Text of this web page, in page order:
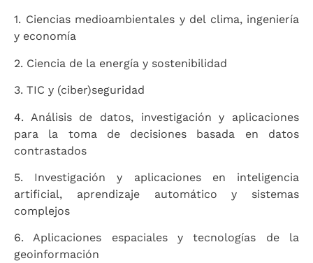
1. Ciencias medioambientales y del clima, ingeniería
y economía
2. Ciencia de la energía y sostenibilidad
3. TIC y (ciber)seguridad
4. Análisis de datos, investigación y aplicaciones
para la toma de decisiones basada en datos
contrastados
5. Investigación y aplicaciones en inteligencia
artificial, aprendizaje automático y sistemas
complejos
6. Aplicaciones espaciales y tecnologías de la
geoinformación